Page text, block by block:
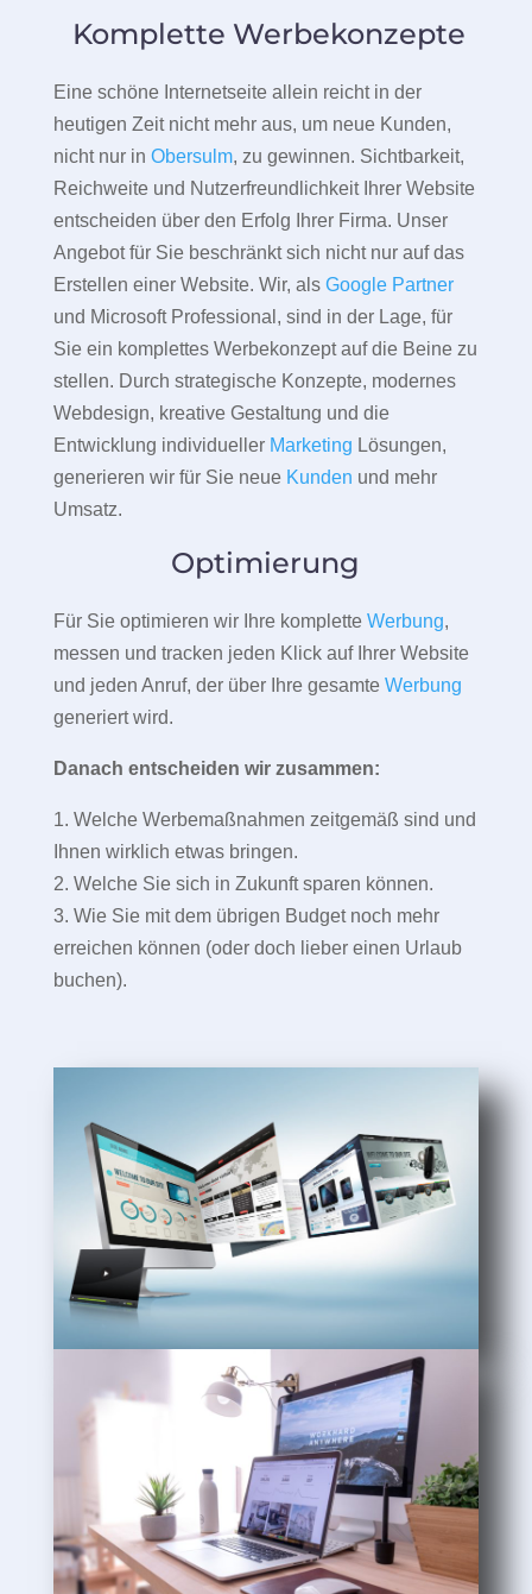
Komplette Werbekonzepte
Eine schöne Internetseite allein reicht in der
heutigen Zeit nicht mehr aus, um neue Kunden,
nicht nur in Obersulm, zu gewinnen. Sichtbarkeit,
Reichweite und Nutzerfreundlichkeit Ihrer Website
entscheiden über den Erfolg Ihrer Firma. Unser
Angebot für Sie beschränkt sich nicht nur auf das
Erstellen einer Website. Wir, als Google Partner
und Microsoft Professional, sind in der Lage, für
Sie ein komplettes Werbekonzept auf die Beine zu
stellen. Durch strategische Konzepte, modernes
Webdesign, kreative Gestaltung und die
Entwicklung individueller Marketing Lösungen,
generieren wir für Sie neue Kunden und mehr
Umsatz.
Optimierung
Für Sie optimieren wir Ihre komplette Werbung,
messen und tracken jeden Klick auf Ihrer Website
und jeden Anruf, der über Ihre gesamte Werbung
generiert wird.
Danach entscheiden wir zusammen:
1. Welche Werbemaßnahmen zeitgemäß sind und
Ihnen wirklich etwas bringen.
2. Welche Sie sich in Zukunft sparen können.
3. Wie Sie mit dem übrigen Budget noch mehr
erreichen können (oder doch lieber einen Urlaub
buchen).